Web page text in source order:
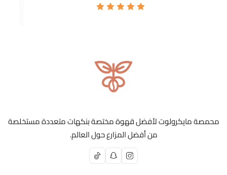
محمصة مايكرولوت لأفضل قهوة مختصة بنكهات متعددة مستخلصة
من أفضل المزارع حول العالم.